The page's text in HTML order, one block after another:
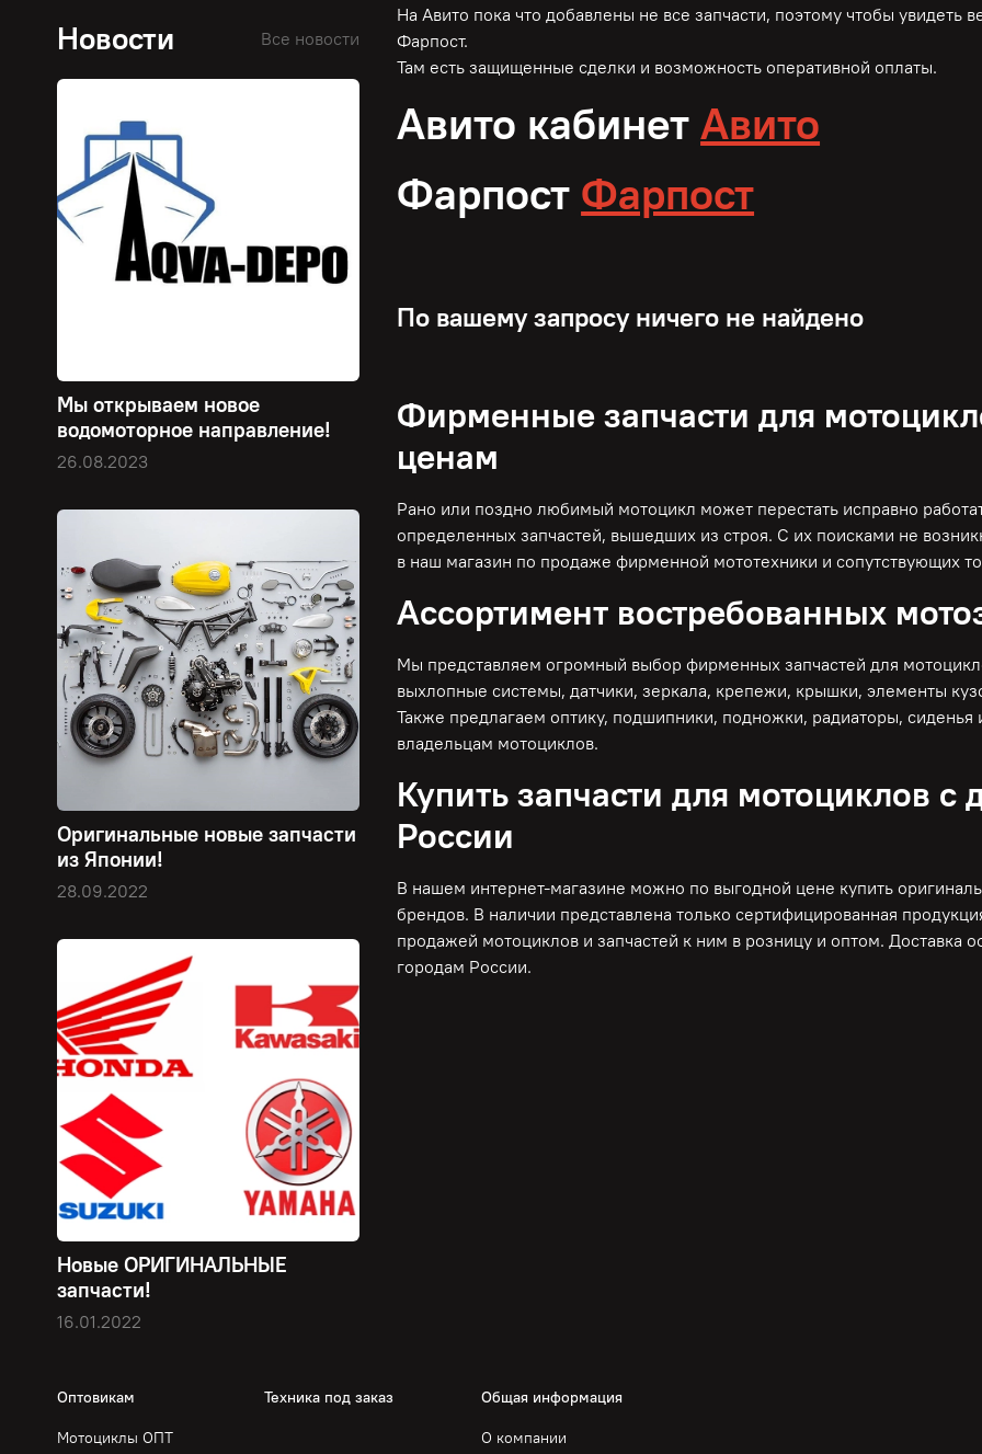
На Авито пока что добавлены не все запчасти, поэтому чтобы увидеть
Фарпост.
Там есть защищенные сделки и возможность оперативной оплаты.
Авито кабинетАвито
Фарпост Фарпост
По вашему запросу ничего не найдено
Фирменные запчасти для
ценам
Рано или поздно любимый мотоцикл может перестать исправно
определенных запчастей, вышедших из строя. С их поисками не
в наш магазин по продаже фирменной мототехники и сопутствующих
Ассортимент востребованных
Мы представляем огромный выбор фирменных запчастей для
выхлопные системы, датчики, зеркала, крепежи, крышки, элементы
Также предлагаем оптику, подшипники, подножки, радиаторы,
владельцам мотоциклов.
Купить запчасти для мотоциклов
России
В нашем интернет-магазине можно по выгодной цене купить
брендов. В наличии представлена только сертифицированная
продажей мотоциклов и запчастей к ним в розницу и оптом. Доставка
городам России.
Новости Все новости
Мы открываем новое
водомоторное направление!
26.08.2023
Оригинальные новые запчасти
из Японии!
28.09.2022
Новые ОРИГИНАЛЬНЫЕ
запчасти!
16.01.2022
Оптовикам
Мотоциклы ОПТ
Техника под заказ Общая информация
О компании